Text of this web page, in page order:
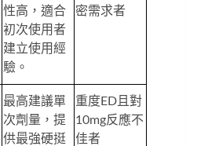
性高，適合
初次使用者
建立使用經
驗。
密需求者
最高建議單
次劑量，提
供最強硬挺
重度ED且對
10mg反應不
佳者